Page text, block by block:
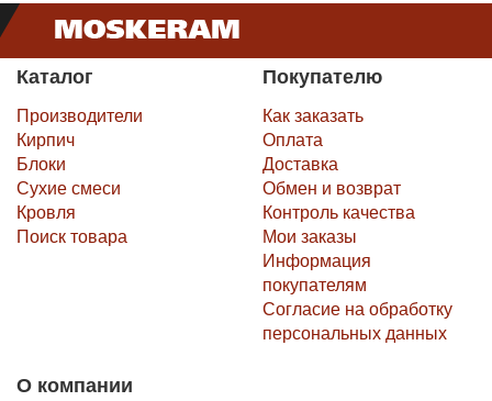
внедряет собственные новшества и постоянно работает над
повышением качества выпускаемой продукции.
На сегодняшний день фирма выпускает более семидесяти
видов декоративного камня и более сорока видов элементов
Компания является обладателем американской лицензии
Eldordao Stone.
Стоит также отметить что продукция марки “ЭКОЛИТ”
экологична, устойчива к огню и иным температурным и
Такой декоративный камень очень прост в монтаже,
универсален в эксплуатации и очень долговечен.
Каталог
Производители
Кирпич
Блоки
Сухие смеси
Кровля
Поиск товара
Покупателю
Как заказать
Оплата
Доставка
Обмен и возврат
Контроль качества
Мои заказы
Информация
покупателям
Согласие на обработку
персональных данных
О компании